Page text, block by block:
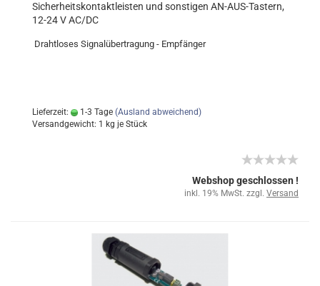
Sicherheitskontaktleisten und sonstigen AN-AUS-Tastern,
12-24 V AC/DC
Drahtloses Signalübertragung - Empfänger
Lieferzeit: 1-3 Tage (Ausland abweichend)
Versandgewicht: 1 kg je Stück
Webshop geschlossen !
inkl. 19% MwSt. zzgl. Versand